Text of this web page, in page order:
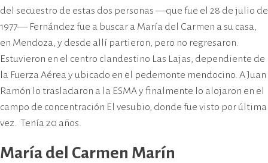
del secuestro de estas dos personas —que fue el 28 de julio de
1977— Fernández fue a buscar a María del Carmen a su casa,
en Mendoza, y desde allí partieron, pero no regresaron.
Estuvieron en el centro clandestino Las Lajas, dependiente de
la Fuerza Aérea y ubicado en el pedemonte mendocino. A Juan
Ramón lo trasladaron a la ESMA y finalmente lo alojaron en el
campo de concentración El vesubio, donde fue visto por última
vez. Tenía 20 años.
María del Carmen Marín